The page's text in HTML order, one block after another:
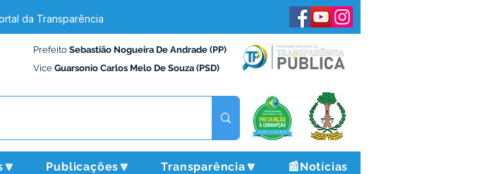
da Transparência
Prefeito Sebastião Nogueira De Andrade (PP)
Vice Guarsonio Carlos Melo De Souza (PSD)
Publicações🔽 Transparência🔽 📰Notícias